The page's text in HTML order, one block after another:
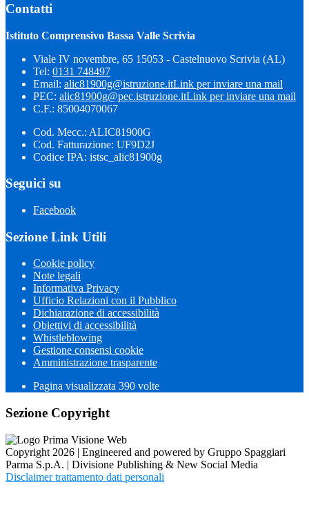
Contatti
Istituto Comprensivo Bassa Valle Scrivia
Viale IV novembre, 65 15053 - Castelnuovo Scrivia (AL)
Tel: 0131 748497
Email: alic81900g@istruzione.itLink per inviare una mail
PEC: alic81900g@pec.istruzione.itLink per inviare una mail
C.F.: 85004070067
Cod. Mecc.: ALIC81900G
Cod. Fatturazione: UF9D2J
Codice IPA: istsc_alic81900g
Seguici su
Facebook
Sezione Link Utili
Cookie policy
Note legali
Informativa Privacy
Ufficio Relazioni con il Pubblico
Dichiarazione di accessibilità
Obiettivi di accessibilità
Whistleblowing
Gestione consensi cookie
Amministrazione trasparente
Pagina visualizzata 390 volte
Sezione Copyright
Copyright 2026 | Engineered and powered by Gruppo Spaggiari
Parma S.p.A. | Divisione Publishing & New Social Media
Disclaimer trattamento dati personali